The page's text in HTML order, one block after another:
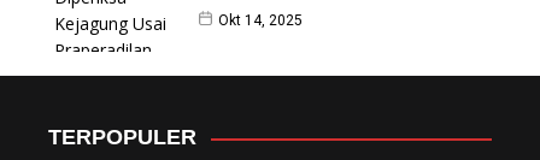
Okt 14, 2025
TERPOPULER